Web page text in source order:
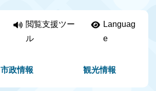
閲覧支援ツー
ル
Languag
e
市政情報 観光情報